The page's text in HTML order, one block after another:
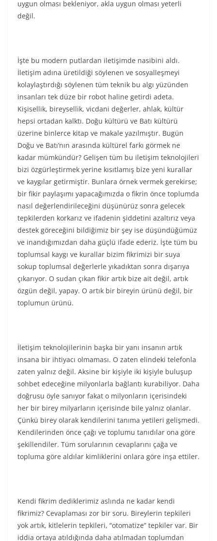
uygun olması bekleniyor, akla uygun olması yeterli
değil.
İşte bu modern putlardan iletişimde nasibini aldı.
İletişim adına üretildiği söylenen ve sosyalleşmeyi
kolaylaştırdığı söylenen tüm teknik bu algı yüzünden
insanları tek düze bir robot haline getirdi adeta.
Kişisellik, bireysellik, vicdani değerler, ahlak, kültür
hepsi ortadan kalktı. Doğu kültürü ve Batı kültürü
üzerine binlerce kitap ve makale yazılmıştır. Bugün
Doğu ve Batı’nın arasında kültürel farkı görmek ne
kadar mümkündür? Gelişen tüm bu iletişim teknolojileri
bizi özgürleştirmek yerine kısıtlamış bize yeni kurallar
ve kaygılar getirmiştir. Bunlara örnek vermek gerekirse;
bir fikir paylaşımı yapacağımızda o fikrin önce toplumda
nasıl değerlendirileceğini düşünürüz sonra gelecek
tepkilerden korkarız ve ifadenin şiddetini azaltırız veya
destek göreceğini bildiğimiz bir şey ise düşündüğümüz
ve inandığımızdan daha güçlü ifade ederiz. İşte tüm bu
toplumsal kaygı ve kurallar bizim fikrimizi bir suya
sokup toplumsal değerlerle yıkadıktan sonra dışarıya
çıkarıyor. O sudan çıkan fikir artık bize ait değil, artık
özgün değil, yapay. O artık bir bireyin ürünü değil, bir
toplumun ürünü.
İletişim teknolojilerinin başka bir yanı insanın artık
insana bir ihtiyacı olmaması. O zaten elindeki telefonla
zaten yalnız değil. Aksine bir kişiyle iki kişiyle buluşup
sohbet edeceğine milyonlarla bağlantı kurabiliyor. Daha
doğrusu öyle sanıyor fakat o milyonların içerisindeki
her bir birey milyarların içerisinde bile yalnız olanlar.
Çünkü birey olarak kendilerini tanıma yetileri gelişmedi.
Kendilerinden önce çağı ve toplumu tanıdılar ona göre
şekillendiler. Tüm sorularının cevaplarını çağa ve
topluma göre aldılar kimliklerini onlara göre inşa ettiler.
Kendi fikrim dediklerimiz aslında ne kadar kendi
fikrimiz? Cevaplaması zor bir soru. Bireylerin tepkileri
yok artık, kitlelerin tepkileri, “otomatize” tepkiler var. Bir
iddia ortaya atıldığında daha atılmadan toplumdan